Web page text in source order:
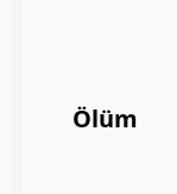
Ölüm